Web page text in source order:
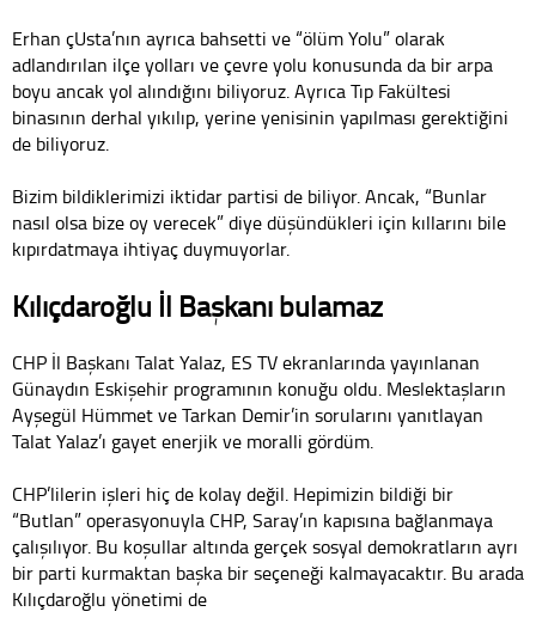
Erhan çUsta’nın ayrıca bahsetti ve “ölüm Yolu” olarak
adlandırılan ilçe yolları ve çevre yolu konusunda da bir arpa
boyu ancak yol alındığını biliyoruz. Ayrıca Tıp Fakültesi
binasının derhal yıkılıp, yerine yenisinin yapılması gerektiğini
de biliyoruz.
Bizim bildiklerimizi iktidar partisi de biliyor. Ancak, “Bunlar
nasıl olsa bize oy verecek” diye düşündükleri için kıllarını bile
kıpırdatmaya ihtiyaç duymuyorlar.
Kılıçdaroğlu İl Başkanı bulamaz
CHP İl Başkanı Talat Yalaz, ES TV ekranlarında yayınlanan
Günaydın Eskişehir programının konuğu oldu. Meslektaşların
Ayşegül Hümmet ve Tarkan Demir’in sorularını yanıtlayan
Talat Yalaz’ı gayet enerjik ve moralli gördüm.
CHP’lilerin işleri hiç de kolay değil. Hepimizin bildiği bir
“Butlan” operasyonuyla CHP, Saray’ın kapısına bağlanmaya
çalışılıyor. Bu koşullar altında gerçek sosyal demokratların ayrı
bir parti kurmaktan başka bir seçeneği kalmayacaktır. Bu arada
Kılıçdaroğlu yönetimi de